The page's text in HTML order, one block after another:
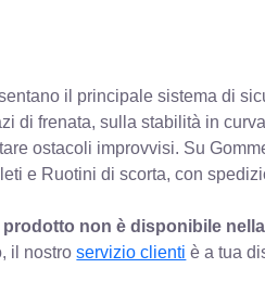
il principale sistema di
di frenata, sulla stabilità in
ostacoli improvvisi. Su
e Ruotini di scorta, con
non è disponibile
il nostroservizio clienti è a tua